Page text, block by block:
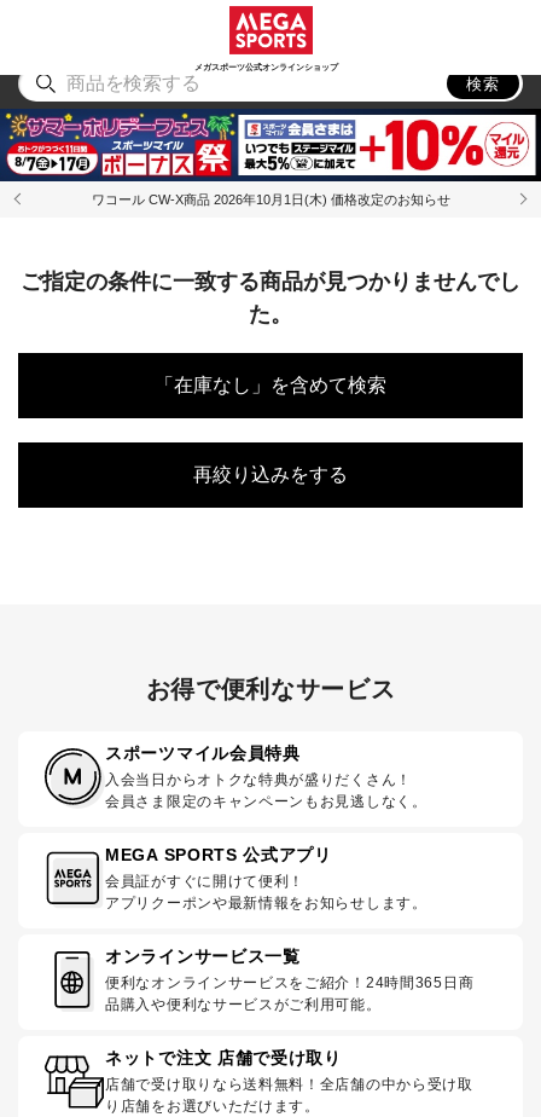
メガスポーツ公式オンラインショップ
アウトドア
検索
ワコール CW-X商品 2026年10月1日(木) 価格改定のお知らせ
ご指定の条件に一致する商品が見つかりませんでし
た。
「在庫なし」を含めて検索
再絞り込みをする
お得で便利なサービス
スポーツマイル会員特典
入会当日からオトクな特典が盛りだくさん！
会員さま限定のキャンペーンもお見逃しなく。
MEGA SPORTS 公式アプリ
会員証がすぐに開けて便利！
アプリクーポンや最新情報をお知らせします。
オンラインサービス一覧
便利なオンラインサービスをご紹介！24時間365日商
品購入や便利なサービスがご利用可能。
ネットで注文 店舗で受け取り
店舗で受け取りなら送料無料！全店舗の中から受け取
り店舗をお選びいただけます。